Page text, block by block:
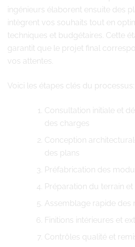
ingénieurs élaborent ensuite des
intègrent vos souhaits tout en
techniques et budgétaires. Cette
garantit que le projet final
vos attentes.
Voici les étapes clés du processus:
Consultation initiale et
des charges
Conception
des plans
Préfabrication des
Préparation du terrain
Assemblage rapide des
Finitions intérieures et
Contrôles qualité et